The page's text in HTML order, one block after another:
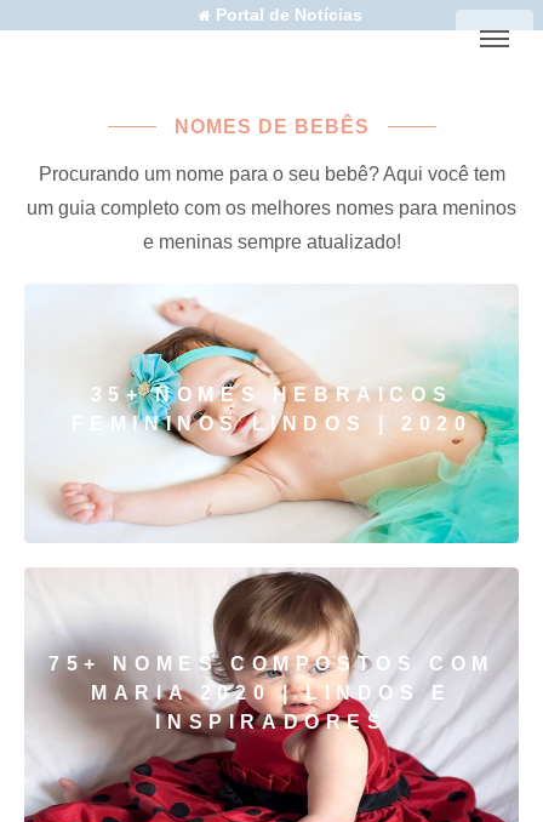
Portal de Notícias
NOMES DE BEBÊS
Procurando um nome para o seu bebê? Aqui você tem
um guia completo com os melhores nomes para meninos
e meninas sempre atualizado!
35+ NOMES HEBRAICOS
FEMININOS LINDOS | 2020
75+ NOMES COMPOSTOS COM
MARIA 2020 | LINDOS E
INSPIRADORES